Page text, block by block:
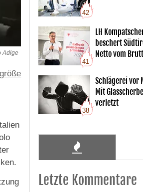
Adige
42
41
LH
beschert
Netto vom
38
Schlägerei vor
Mit
verletzt
Letzte Kommentare